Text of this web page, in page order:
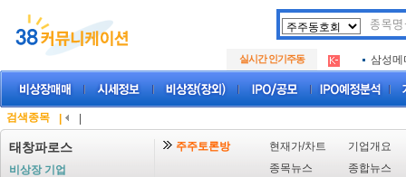
실시간 인기주동
.
아크로
삼성메
.
아크로
.
아하
검색종목
태창파로스
비상장 기업
주주토론방 현재가/차트
기업개요
종목뉴스
종합뉴스